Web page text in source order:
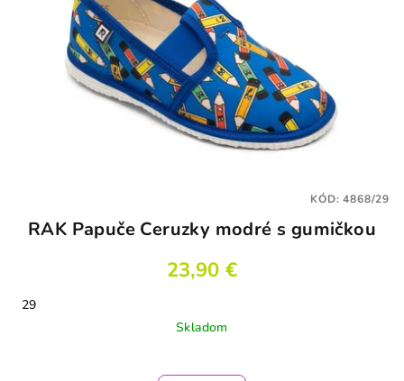
RAK Papuče Ceruzky modré s gumičkou
23,90 €
29
Skladom
KÓD:4868/29